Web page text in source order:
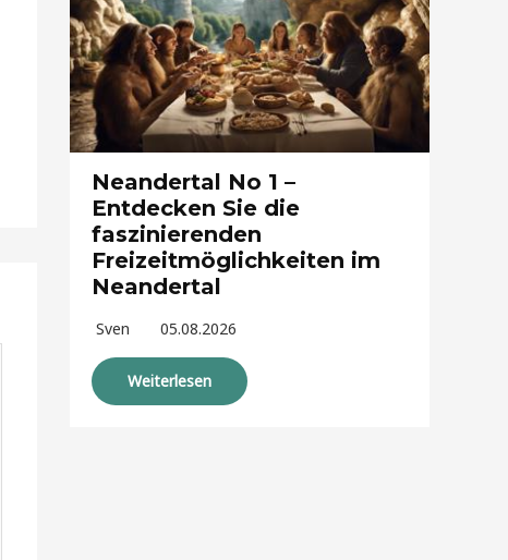
Neandertal No 1 –
Entdecken Sie die
faszinierenden
Freizeitmöglichkeiten im
Neandertal
Sven 05.08.2026
Weiterlesen